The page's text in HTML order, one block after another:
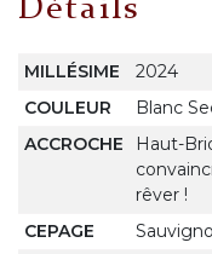
Détails
MILLÉSIME
2024
COULEUR
Blanc
ACCROCHE
Haut-
rêver !
CEPAGE